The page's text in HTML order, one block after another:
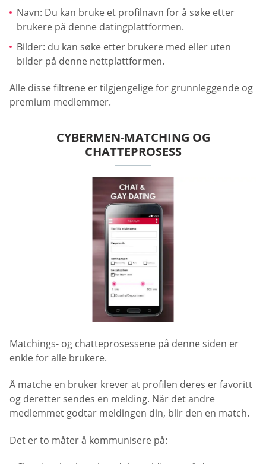
Navn: Du kan bruke et profilnavn for å søke etter
brukere på denne datingplattformen.
Bilder: du kan søke etter brukere med eller uten
bilder på denne nettplattformen.
Alle disse filtrene er tilgjengelige for grunnleggende og
premium medlemmer.
CYBERMEN-MATCHING OG
CHATTEPROSESS
Matchings- og chatteprosessene på denne siden er
enkle for alle brukere.
Å matche en bruker krever at profilen deres er favoritt
og deretter sendes en melding. Når det andre
medlemmet godtar meldingen din, blir den en match.
Det er to måter å kommunisere på: